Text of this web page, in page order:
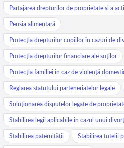
Partajarea drepturilor de proprietate și a
Pensia alimentară
Protecția drepturilor copiilor în cazuri de
Protecția drepturilor financiare ale soților
Protecția familiei în caz de violență
Reglarea statutului parteneriatelor legale
Soluționarea disputelor legate de
Stabilirea legii aplicabile în cazul unui
Stabilirea paternității Stabilirea tutelii